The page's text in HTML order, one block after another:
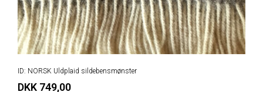
ID: NORSK Uldplaid sildebensmønster
DKK 749,00